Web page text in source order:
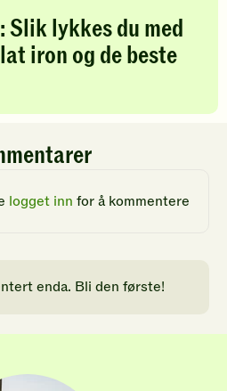
lykkes du med
iron og de beste
logget inn for å kommentere
enda. Bli den første!